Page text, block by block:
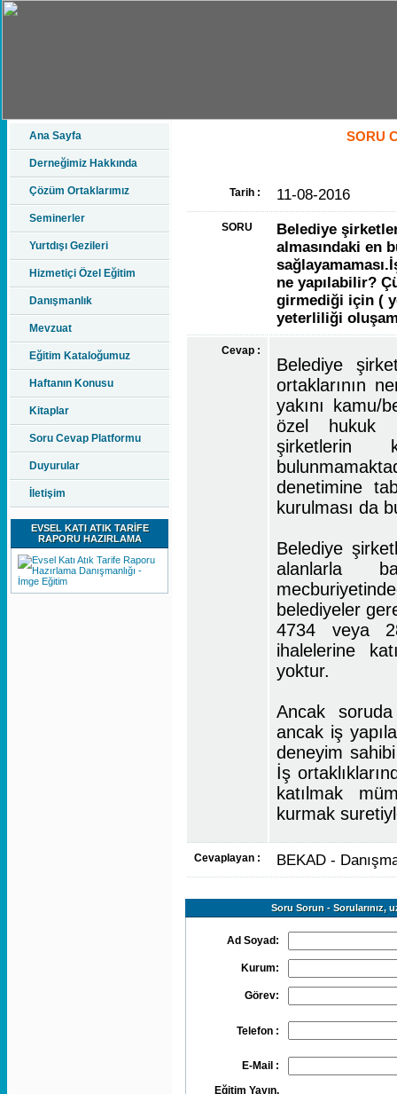
Ana Sayfa
Derneğimiz Hakkında
Çözüm Ortaklarımız
Seminerler
Yurtdışı Gezileri
Hizmetiçi Özel Eğitim
Danışmanlık
Mevzuat
Eğitim Kataloğumuz
Haftanın Konusu
Kitaplar
Soru Cevap Platformu
Duyurular
İletişim
EVSEL KATI ATIK TARİFE
RAPORU HAZIRLAMA
SORU
Tarih : 11-08-2016
SORU
Belediye
almasındaki en
ne yapılabilir?
girmediği için (
yeterliliği
Cevap :
Belediye
ortaklarının
yakını kamu/
özel hukuk
denetimine
kurulması da
Belediye
alanlarla
belediyeler
4734 veya
ihalelerine
yoktur.
Ancak
ancak iş
deneyim
İş
katılmak
kurmak
Cevaplayan : BEKAD -
Soru Sorun - Sorularınız,
Ad Soyad:
Kurum:
Görev:
Telefon :
E-Mail :
Eğitim Yayın,